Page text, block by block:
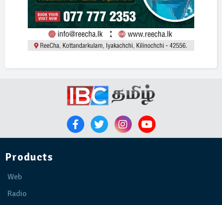
Products
Web
Radio